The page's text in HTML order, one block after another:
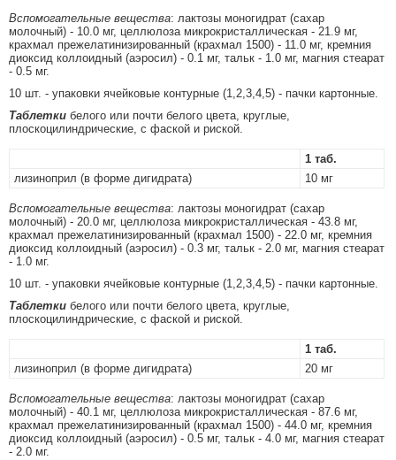
Вспомогательные вещества: лактозы моногидрат (сахар
молочный) - 10.0 мг, целлюлоза микрокристаллическая - 21.9 мг,
крахмал прежелатинизированный (крахмал 1500) - 11.0 мг, кремния
диоксид коллоидный (аэросил) - 0.1 мг, тальк - 1.0 мг, магния стеарат
- 0.5 мг.
10 шт. - упаковки ячейковые контурные (1,2,3,4,5) - пачки картонные.
Таблетки белого или почти белого цвета, круглые,
плоскоцилиндрические, с фаской и риской.
1 таб.
лизиноприл (в форме дигидрата)
10 мг
Вспомогательные вещества: лактозы моногидрат (сахар
молочный) - 20.0 мг, целлюлоза микрокристаллическая - 43.8 мг,
крахмал прежелатинизированный (крахмал 1500) - 22.0 мг, кремния
диоксид коллоидный (аэросил) - 0.3 мг, тальк - 2.0 мг, магния стеарат
- 1.0 мг.
10 шт. - упаковки ячейковые контурные (1,2,3,4,5) - пачки картонные.
Таблетки белого или почти белого цвета, круглые,
плоскоцилиндрические, с фаской и риской.
1 таб.
лизиноприл (в форме дигидрата)
20 мг
Вспомогательные вещества: лактозы моногидрат (сахар
молочный) - 40.1 мг, целлюлоза микрокристаллическая - 87.6 мг,
крахмал прежелатинизированный (крахмал 1500) - 44.0 мг, кремния
диоксид коллоидный (аэросил) - 0.5 мг, тальк - 4.0 мг, магния стеарат
- 2.0 мг.